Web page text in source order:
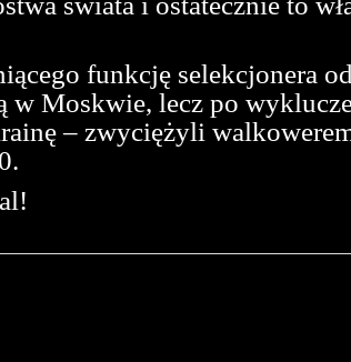
funkcję selekcjonera
w Moskwie, lecz po
– zwyciężyli